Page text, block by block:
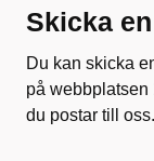
Skicka
Du kan skicka
på webbplatsen
du postar till oss.